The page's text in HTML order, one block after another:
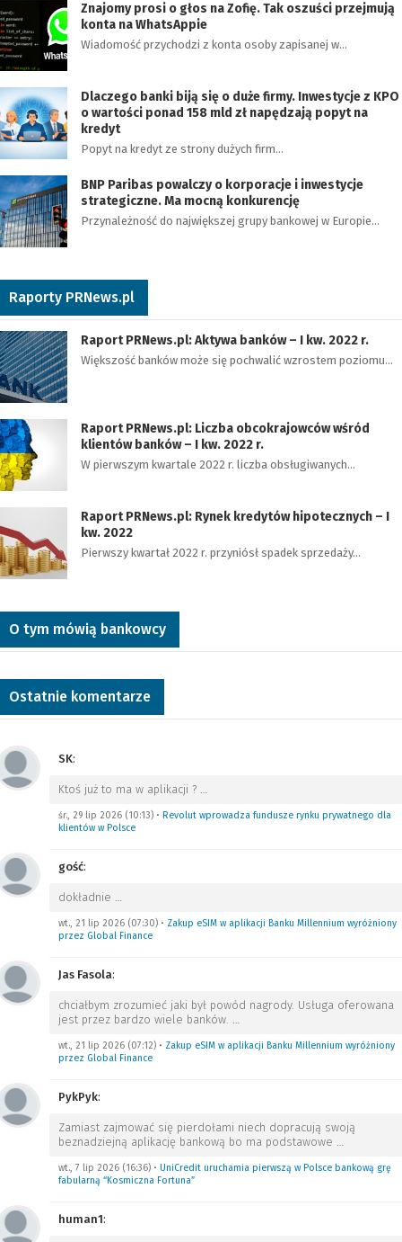
Znajomy prosi o głos na Zofię. Tak oszuści przejmują
konta na WhatsAppie
Wiadomość przychodzi z konta osoby zapisanej w…
Dlaczego banki biją się o duże firmy. Inwestycje z KPO
o wartości ponad 158 mld zł napędzają popyt na
kredyt
Popyt na kredyt ze strony dużych firm…
BNP Paribas powalczy o korporacje i inwestycje
strategiczne. Ma mocną konkurencję
Przynależność do największej grupy bankowej w Europie…
Raporty PRNews.pl
Raport PRNews.pl: Aktywa banków – I kw. 2022 r.
Większość banków może się pochwalić wzrostem poziomu…
Raport PRNews.pl: Liczba obcokrajowców wśród
klientów banków – I kw. 2022 r.
W pierwszym kwartale 2022 r. liczba obsługiwanych…
Raport PRNews.pl: Rynek kredytów hipotecznych – I
kw. 2022
Pierwszy kwartał 2022 r. przyniósł spadek sprzedaży…
O tym mówią bankowcy
Ostatnie komentarze
SK:
Ktoś już to ma w aplikacji ? …
śr., 29 lip 2026 (10:13) • Revolut wprowadza fundusze rynku prywatnego dla
klientów w Polsce
gość:
dokładnie …
wt., 21 lip 2026 (07:30) • Zakup eSIM w aplikacji Banku Millennium wyróżniony
przez Global Finance
Jas Fasola:
chciałbym zrozumieć jaki był powód nagrody. Usługa oferowana
jest przez bardzo wiele banków. …
wt., 21 lip 2026 (07:12) • Zakup eSIM w aplikacji Banku Millennium wyróżniony
przez Global Finance
PykPyk:
Zamiast zajmować się pierdołami niech dopracują swoją
beznadziejną aplikację bankową bo ma podstawowe …
wt., 7 lip 2026 (16:36) • UniCredit uruchamia pierwszą w Polsce bankową grę
fabularną “Kosmiczna Fortuna”
human1: